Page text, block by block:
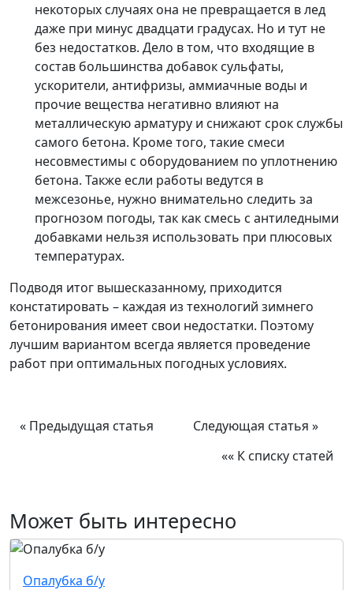
некоторых случаях она не превращается в лед
даже при минус двадцати градусах. Но и тут не
без недостатков. Дело в том, что входящие в
состав большинства добавок сульфаты,
ускорители, антифризы, аммиачные воды и
прочие вещества негативно влияют на
металлическую арматуру и снижают срок службы
самого бетона. Кроме того, такие смеси
несовместимы с оборудованием по уплотнению
бетона. Также если работы ведутся в
межсезонье, нужно внимательно следить за
прогнозом погоды, так как смесь с антиледными
добавками нельзя использовать при плюсовых
температурах.
Подводя итог вышесказанному, приходится
констатировать – каждая из технологий зимнего
бетонирования имеет свои недостатки. Поэтому
лучшим вариантом всегда является проведение
работ при оптимальных погодных условиях.
« Предыдущая статья
Следующая статья »
«« К списку статей
Может быть интересно
Опалубка б/у